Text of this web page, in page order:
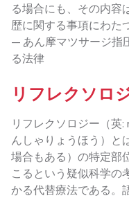
る場合にも、その内容
歴に関する事項にわた
— あん摩マツサージ指
る法律
リフレクソロ
リフレクソロジー（英
んしゃりょうほう）と
場合もある）の特定部
こるという疑似科学の
かる代替療法である。